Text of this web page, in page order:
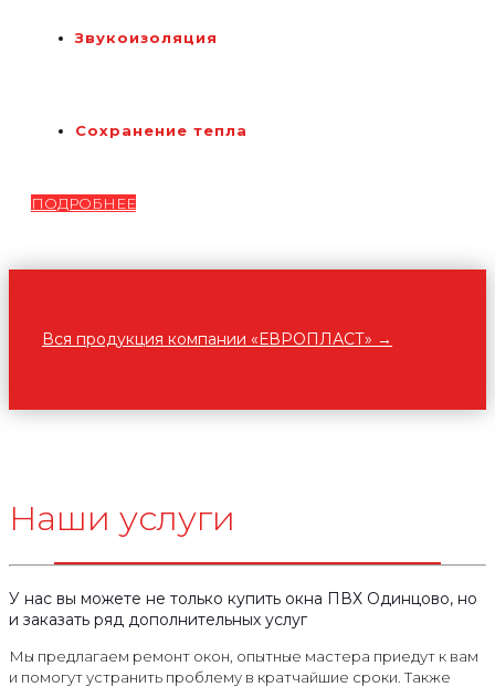
Звукоизоляция
Сохранение тепла
ПОДРОБНЕЕ
Вся продукция компании «ЕВРОПЛАСТ» →
Наши услуги
У нас вы можете не только купить окна ПВХ Одинцово, но
и заказать ряд дополнительных услуг
Мы предлагаем ремонт окон, опытные мастера приедут к вам
и помогут устранить проблему в кратчайшие сроки. Также